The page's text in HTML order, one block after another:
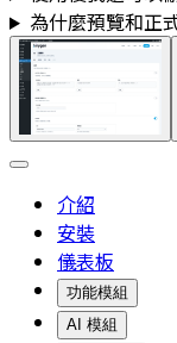
為什麼預覽和正
介紹
安裝
儀表板
功能模組
AI 模組